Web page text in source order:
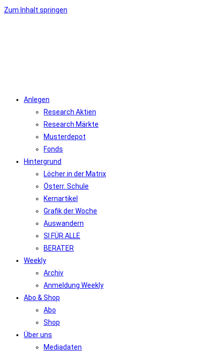
Zum Inhalt springen
Anlegen
Research Aktien
Research Märkte
Musterdepot
Fonds
Hintergrund
Löcher in der Matrix
Österr. Schule
Kernartikel
Grafik der Woche
Auswandern
SI FÜR ALLE
BERATER
Weekly
Archiv
Anmeldung Weekly
Abo & Shop
Abo
Shop
Über uns
Mediadaten